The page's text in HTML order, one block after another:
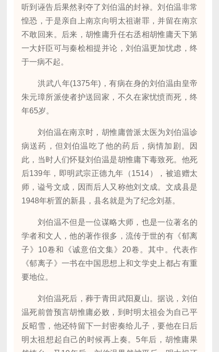
听到诬告后果然剥夺了刘伯温的封禄。刘伯温非常
惶恐，于是亲自上南京向明太祖谢罪，并留在南京
不敢回来。后来，胡惟庸升任右丞相胡惟庸天下第
一大奸臣可与秦桧相提并论，刘伯温更加忧虑，终
于一病不起。
洪武八年(1375年)，有病在身的刘伯温由皇帝
朱元璋所派使者护送回家，不久在家忧愤而死，终
年65岁。
刘伯温在南京时，胡惟庸曾派太医为刘伯温诊
病送药，但刘伯温吃了他的药后，病情加剧。因
此，当时人们怀疑刘伯温是胡惟庸下毒致死。他死
后139年，即明武宗正德九年（1514），被追赠太
师，谥号文成，因而后人又称他刘文成。文成县是
1948年析置的新县，县名就是为了纪念刘基。
刘伯温不但是一位谋略大师，也是一位著名的
学者和文人，他的著作很多，流传于世的有《郁离
子》10卷和《诚意伯文集》20卷。其中。代表作
《郁离子》一书在中国思想上和文学史上都占有重
要地位。
刘伯温死后，葬于青田武阳夏山。据说，刘伯
温死前曾预言胡惟庸必败，到时明太祖会为自己平
反昭雪，他还特留下一封密奏给儿子，要他在日后
明太祖想起自己的时候再上奏。5年后，胡惟庸果